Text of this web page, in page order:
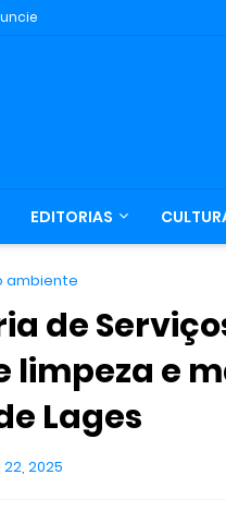
EDITORIAS
ambiente
de
limpeza e
Lages
2025